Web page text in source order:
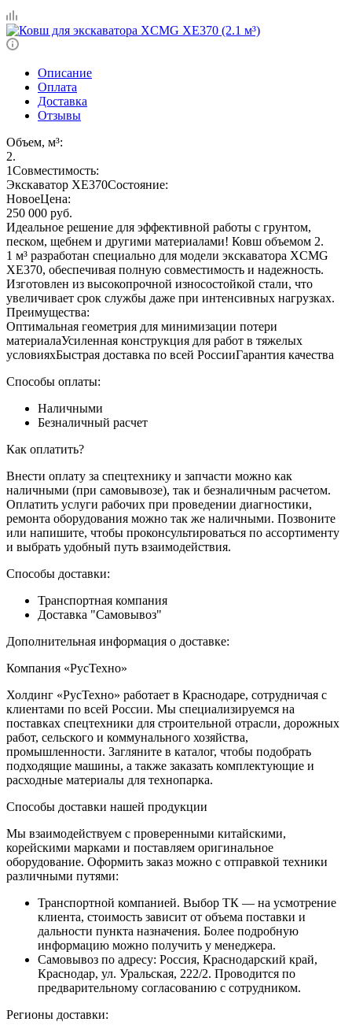
Описание
Оплата
Доставка
Отзывы
Объем, м³:
2.
1Совместимость:
Экскаватор XE370Состояние:
НовоеЦена:
250 000 руб.
Идеальное решение для эффективной работы с грунтом,
песком, щебнем и другими материалами! Ковш объемом 2.
1 м³ разработан специально для модели экскаватора XCMG
XE370, обеспечивая полную совместимость и надежность.
Изготовлен из высокопрочной износостойкой стали, что
увеличивает срок службы даже при интенсивных нагрузках.
Преимущества:
Оптимальная геометрия для минимизации потери
материалаУсиленная конструкция для работ в тяжелых
условияхБыстрая доставка по всей РоссииГарантия качества
Способы оплаты:
Наличными
Безналичный расчет
Как оплатить?
Внести оплату за спецтехнику и запчасти можно как
наличными (при самовывозе), так и безналичным расчетом.
Оплатить услуги рабочих при проведении диагностики,
ремонта оборудования можно так же наличными. Позвоните
или напишите, чтобы проконсультироваться по ассортименту
и выбрать удобный путь взаимодействия.
Способы доставки:
Транспортная компания
Доставка "Самовывоз"
Дополнительная информация о доставке:
Компания «РусТехно»
Холдинг «РусТехно» работает в Краснодаре, сотрудничая с
клиентами по всей России. Мы специализируемся на
поставках спецтехники для строительной отрасли, дорожных
работ, сельского и коммунального хозяйства,
промышленности. Загляните в каталог, чтобы подобрать
подходящие машины, а также заказать комплектующие и
расходные материалы для технопарка.
Способы доставки нашей продукции
Мы взаимодействуем с проверенными китайскими,
корейскими марками и поставляем оригинальное
оборудование. Оформить заказ можно с отправкой техники
различными путями:
Транспортной компанией. Выбор ТК — на усмотрение
клиента, стоимость зависит от объема поставки и
дальности пункта назначения. Более подробную
информацию можно получить у менеджера.
Самовывоз по адресу: Россия, Краснодарский край,
Краснодар, ул. Уральская, 222/2. Проводится по
предварительному согласованию с сотрудником.
Регионы доставки: